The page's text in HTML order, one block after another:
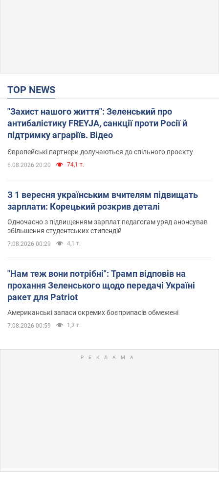
TOP NEWS
"Захист нашого життя": Зеленський про
антибалістику FREYJA, санкції проти Росії й
підтримку аграріїв. Відео
Європейські партнери долучаються до спільного проєкту
6.08.2026 20:20 74,1 т.
З 1 вересня українським вчителям підвищать
зарплати: Корецький розкрив деталі
Одночасно з підвищенням зарплат педагогам уряд анонсував
збільшення студентських стипендій
7.08.2026 00:29 4,1 т.
"Нам теж вони потрібні": Трамп відповів на
прохання Зеленського щодо передачі Україні
ракет для Patriot
Американські запаси окремих боєприпасів обмежені
7.08.2026 00:59 1,3 т.